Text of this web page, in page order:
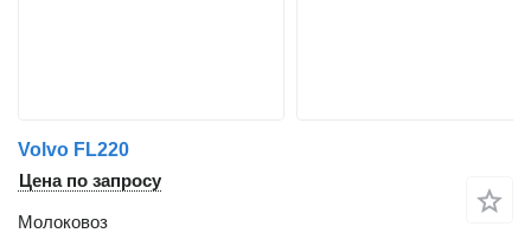
Volvo FL220
Цена по запросу
Молоковоз